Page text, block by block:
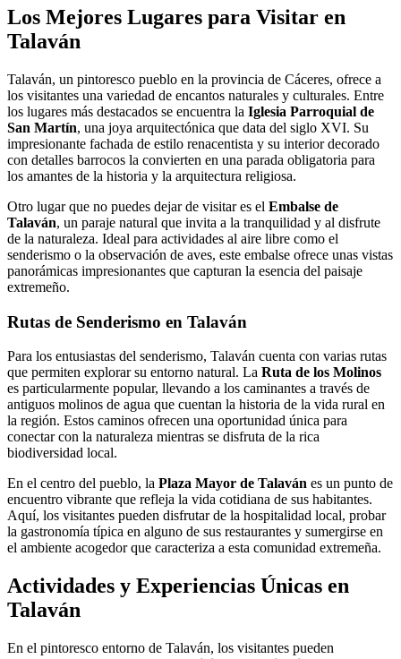
Los Mejores Lugares para Visitar en
Talaván
Talaván, un pintoresco pueblo en la provincia de Cáceres, ofrece a
los visitantes una variedad de encantos naturales y culturales. Entre
los lugares más destacados se encuentra la Iglesia Parroquial de
San Martín, una joya arquitectónica que data del siglo XVI. Su
impresionante fachada de estilo renacentista y su interior decorado
con detalles barrocos la convierten en una parada obligatoria para
los amantes de la historia y la arquitectura religiosa.
Otro lugar que no puedes dejar de visitar es el Embalse de
Talaván, un paraje natural que invita a la tranquilidad y al disfrute
de la naturaleza. Ideal para actividades al aire libre como el
senderismo o la observación de aves, este embalse ofrece unas vistas
panorámicas impresionantes que capturan la esencia del paisaje
extremeño.
Rutas de Senderismo en Talaván
Para los entusiastas del senderismo, Talaván cuenta con varias rutas
que permiten explorar su entorno natural. La Ruta de los Molinos
es particularmente popular, llevando a los caminantes a través de
antiguos molinos de agua que cuentan la historia de la vida rural en
la región. Estos caminos ofrecen una oportunidad única para
conectar con la naturaleza mientras se disfruta de la rica
biodiversidad local.
En el centro del pueblo, la Plaza Mayor de Talaván es un punto de
encuentro vibrante que refleja la vida cotidiana de sus habitantes.
Aquí, los visitantes pueden disfrutar de la hospitalidad local, probar
la gastronomía típica en alguno de sus restaurantes y sumergirse en
el ambiente acogedor que caracteriza a esta comunidad extremeña.
Actividades y Experiencias Únicas en
Talaván
En el pintoresco entorno de Talaván, los visitantes pueden